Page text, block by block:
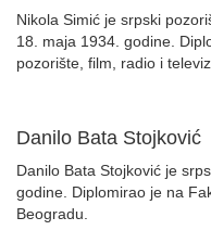
Nikola Simić je srpski
18. maja 1934. godine.
pozorište, film, radio i
Danilo Bata Stojković
Danilo Bata Stojković je
godine. Diplomirao je na
Beogradu.